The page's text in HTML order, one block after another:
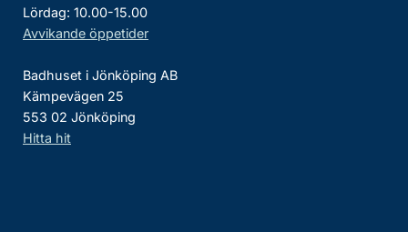
Lördag: 10.00-15.00
Avvikande öppetider
Badhuset i Jönköping AB
Kämpevägen 25
553 02 Jönköping
Hitta hit